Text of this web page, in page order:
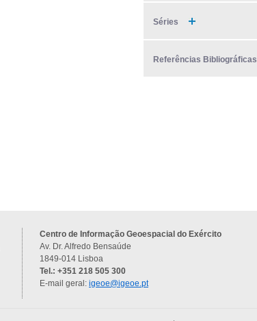
Séries
Referências Bibliográficas
Centro de Informação Geoespacial do Exército
Av. Dr. Alfredo Bensaúde
1849-014 Lisboa
Tel.: +351 218 505 300
E-mail geral: igeoe@igeoe.pt